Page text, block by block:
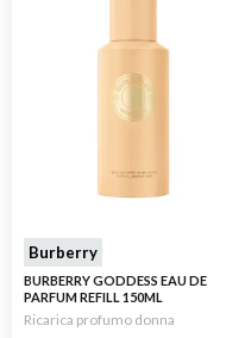
Burberry
BURBERRY GODDESS EAU DE
PARFUM REFILL 150ML
Ricarica profumo donna